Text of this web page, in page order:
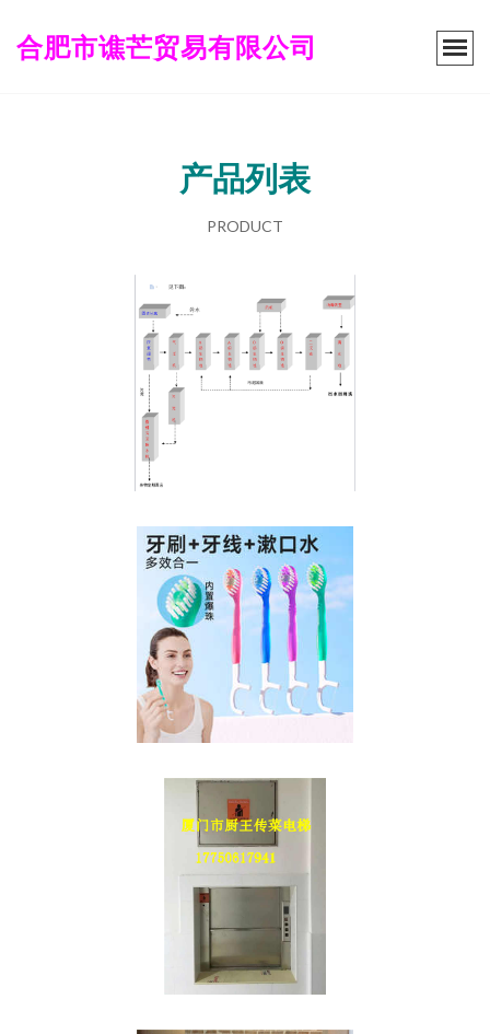
合肥市谯芒贸易有限公司
产品列表
PRODUCT